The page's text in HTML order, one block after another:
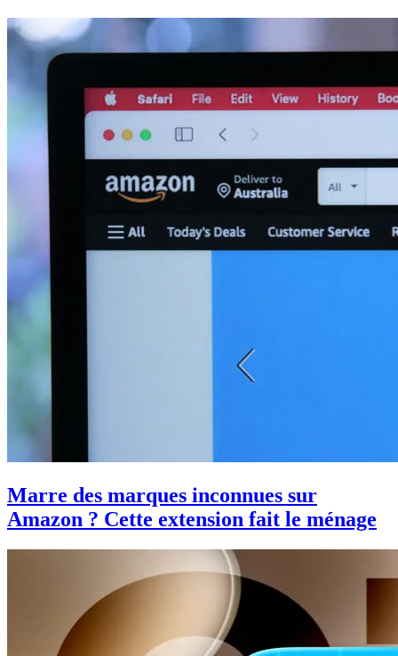
Marre des marques inconnues sur
Amazon ? Cette extension fait le ménage